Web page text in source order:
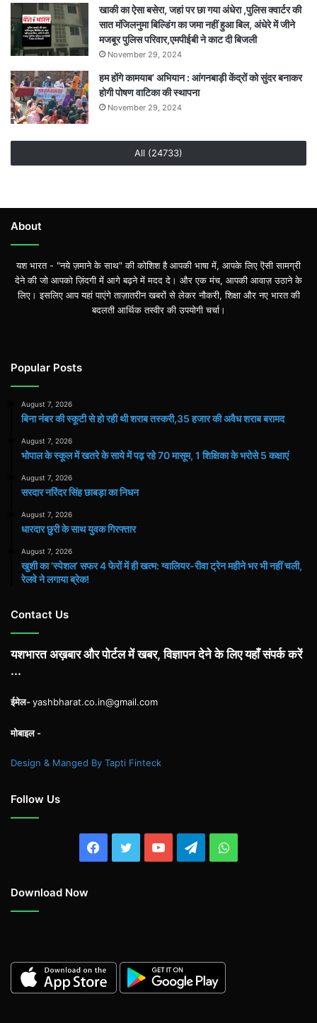
खाकी का ऐसा बसेरा, जहां पर छा गया अंधेरा ,पुलिस क्वार्टर की
सात मंजिलनुमा बिल्डिंग का जमा नहीं हुआ बिल, अंधेरे में जीने
मजबूर पुलिस परिवार,एमपीईबी ने काट दी बिजली
November 29, 2024
हम होंगे कामयाब’ अभियान : आंगनबाड़ी केंद्रों को सुंदर बनाकर
होगी पोषण वाटिका की स्थापना
November 29, 2024
All (24733)
About
यश भारत - "नये ज़माने के साथ" की कोशिश है आपकी भाषा में, आपके लिए ऎसी सामग्री
देने की जो आपको ज़िंदगी में आगे बढ़ने में मदद दे। और एक मंच, आपकी आवाज़ उठाने के
लिए। इसलिए आप यहां पाएंगे ताज़ातरीन खबरों से लेकर नौकरी, शिक्षा और नए भारत की
बदलती आर्थिक तस्वीर की उपयोगी चर्चा।
Popular Posts
August 7, 2026
बिना नंबर की स्कूटी से हो रही थी शराब तस्करी,35 हजार की अवैध शराब बरामद
August 7, 2026
भोपाल के स्कूल में खतरे के साये में पढ़ रहे 70 मासूम, 1 शिक्षिका के भरोसे 5 कक्षाएं
August 7, 2026
सरदार नरिंदर सिंह छाबड़ा का निधन
August 7, 2026
धारदार छुरी के साथ युवक गिरफ्तार
August 7, 2026
खुशी का ‘स्पेशल’ सफर 4 फेरों में ही खत्म: ग्वालियर-रीवा ट्रेन महीने भर भी नहीं चली,
रेलवे ने लगाया ब्रेक!
Contact Us
यशभारत अख़बार और पोर्टल में खबर, विज्ञापन देने के लिए यहाँ संपर्क करें
...
ईमेल-yashbharat.co.in@gmail.com
मोबाइल -
Design & Manged By Tapti Finteck
Follow Us
Facebook
TwitterYouTubeTelegramWhatsApp
Download Now